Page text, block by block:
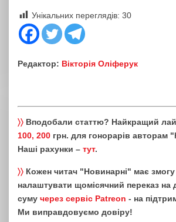
Унікальних переглядів: 30
Редактор: Вікторія Оліферук
〉〉 Вподобали статтю? Найкращий
100, 200 грн. для гонорарів авторам
Наші рахунки – тут.
〉〉 Кожен читач "Новинарні" має змогу
налаштувати щомісячний переказ на
суму через сервіс Patreon - на
Ми виправдовуємо довіру!